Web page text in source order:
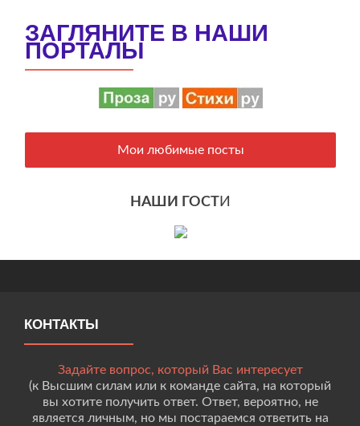
ЗАГЛЯНИТЕ В НАШИ
ПОРТАЛЫ
Мои любимые посты
НАШИ ГОСТИ
КОНТАКТЫ
Задайте вопрос, который Вас интересует
(к Высшим силам или к команде сайта, на который
вы хотите получить ответ. Ответ, вероятно, не
является личным, но мы постараемся ответить на